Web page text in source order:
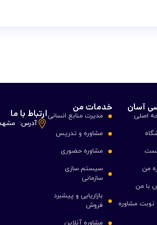
آسان
اصلی
من
با من
نوبت مشاوره
خدمات من
مدیرت منابع انسانی
مشاوره و تدریس
مشاوره حضوری
سیستم سازی
سازمانی
بازاریابی و پیشبرد
فروش
مشاوره آنلاین
ارتباط با ما
آدرس: